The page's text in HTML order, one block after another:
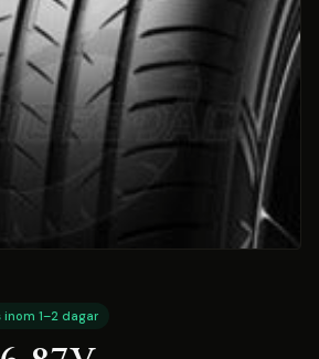
inom 1–2 dagar